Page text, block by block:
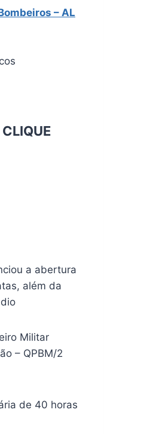
– AL
CLIQUE
a abertura
além da
Militar
– QPBM/2
de 40 horas